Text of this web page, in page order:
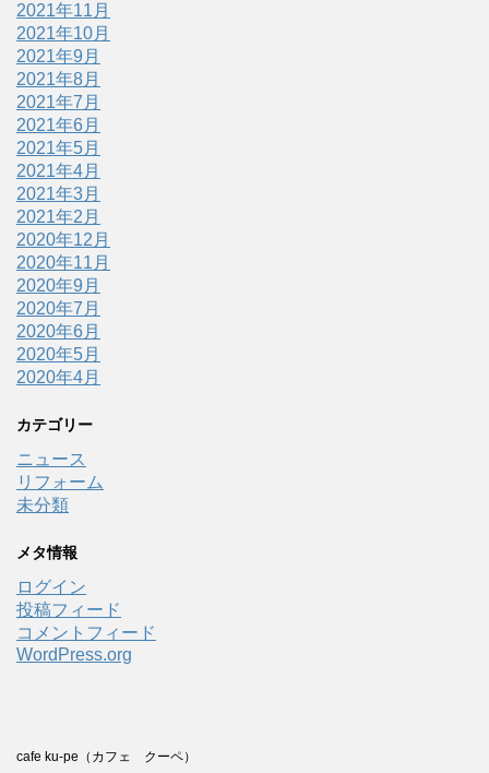
2021年11月
2021年10月
2021年9月
2021年8月
2021年7月
2021年6月
2021年5月
2021年4月
2021年3月
2021年2月
2020年12月
2020年11月
2020年9月
2020年7月
2020年6月
2020年5月
2020年4月
カテゴリー
ニュース
リフォーム
未分類
メタ情報
ログイン
投稿フィード
コメントフィード
WordPress.org
cafe ku-pe（カフェ クーペ）